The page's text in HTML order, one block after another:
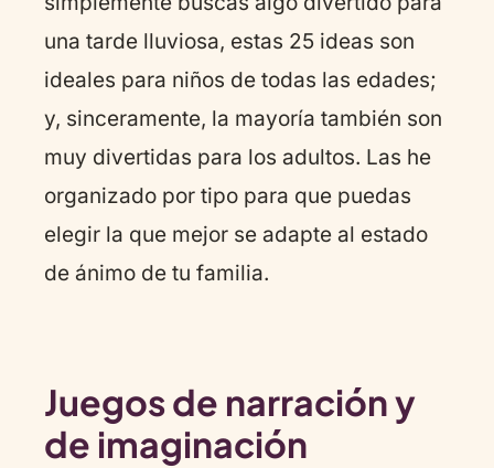
una tarde lluviosa, estas 25 ideas son
ideales para niños de todas las edades;
y, sinceramente, la mayoría también son
muy divertidas para los adultos. Las he
organizado por tipo para que puedas
elegir la que mejor se adapte al estado
de ánimo de tu familia.
Juegos de narración y
de imaginación